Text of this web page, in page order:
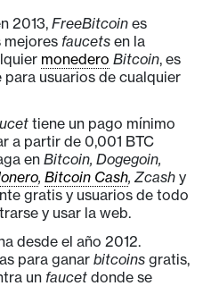
2013, FreeBitcoin es
mejores faucets en la
monedero Bitcoin, es
usuarios de cualquier
tiene un pago mínimo
a partir de 0,001 BTC
enBitcoin, Dogegoin,
, Bitcoin Cash, Zcash y
gratis y usuarios de todo
y usar la web.
desde el año 2012.
para ganar bitcoins gratis,
un faucet donde se